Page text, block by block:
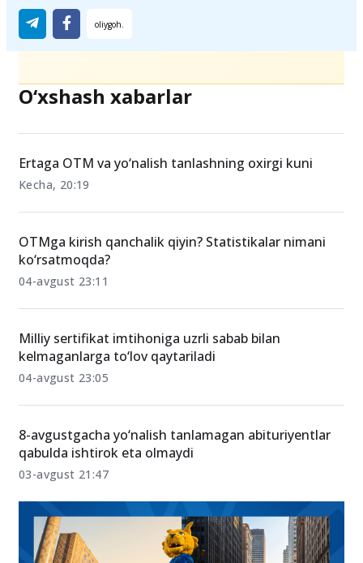
O‘xshash xabarlar
Ertaga OTM va yo‘nalish tanlashning oxirgi kuni
Kecha, 20:19
OTMga kirish qanchalik qiyin? Statistikalar nimani
ko‘rsatmoqda?
04-avgust 23:11
Milliy sertifikat imtihoniga uzrli sabab bilan
kelmaganlarga to‘lov qaytariladi
04-avgust 23:05
8-avgustgacha yo‘nalish tanlamagan abituriyentlar
qabulda ishtirok eta olmaydi
03-avgust 21:47